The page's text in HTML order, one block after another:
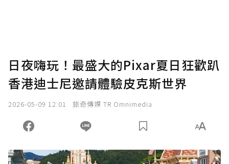
日夜嗨玩！最盛大的Pixar夏日狂歡趴
香港迪士尼邀請體驗皮克斯世界
2026-05-09 12:01 旅奇傳媒 TR Omnimedia